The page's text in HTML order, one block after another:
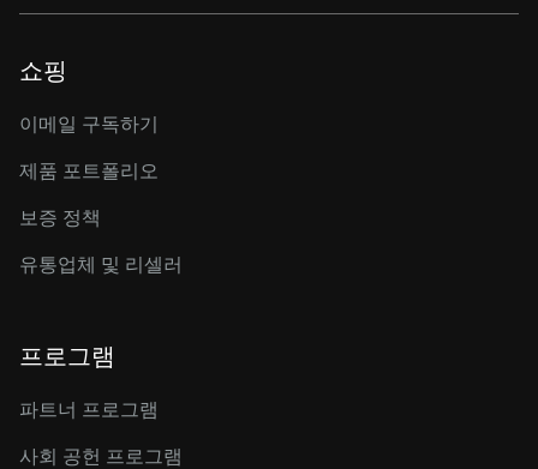
쇼핑
이메일 구독하기
제품 포트폴리오
보증 정책
유통업체 및 리셀러
프로그램
파트너 프로그램
사회 공헌 프로그램